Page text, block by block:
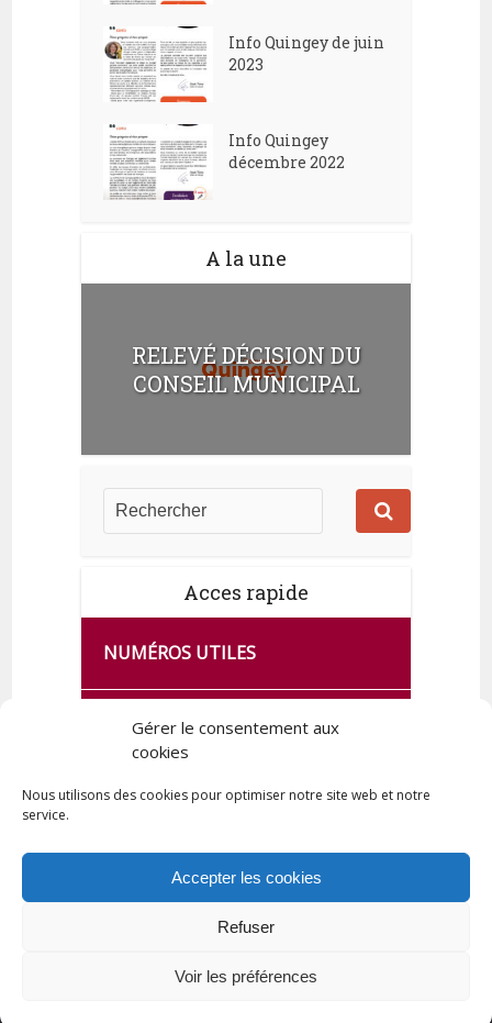
Gérer le consentement aux
cookies
Nous utilisons des cookies pour optimiser notre site web et notre
service.
Accepter les cookies
Refuser
Voir les préférences
Info Quingey de juin
2023
Info Quingey
décembre 2022
A la une
RELEVÉ DÉCISION DU
CONSEIL MUNICIPAL
Acces rapide
NUMÉROS UTILES
CA SE PASSE À FRANCE SERVICES
DE QUINGEY
Tous droits réservés © 2023 Commune de Quingey / Création -